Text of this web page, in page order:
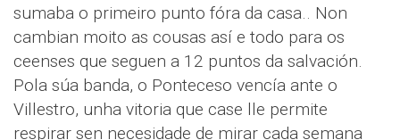
sumaba o primeiro punto fóra da casa.. Non
cambian moito as cousas así e todo para os
ceenses que seguen a 12 puntos da salvación.
Pola súa banda, o Ponteceso vencía ante o
Villestro, unha vitoria que case lle permite
respirar sen necesidade de mirar cada semana